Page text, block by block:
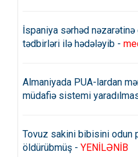
İspaniya sərhəd nəzarətinə
tədbirləri ilə hədələyib -
Almaniyada PUA-lardan
müdafiə sistemi
Tovuz sakini bibisini odun
öldürübmüş - YENİLƏNİB